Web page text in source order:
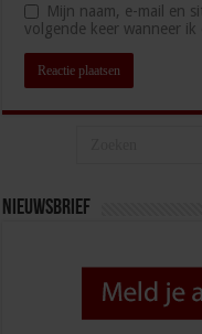
Mijn naam, e-mail en
volgende keer wanneer ik
Nieuwsbrief